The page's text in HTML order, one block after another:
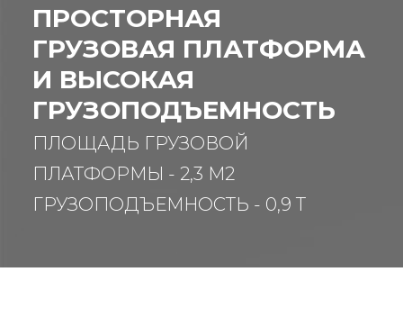
ПРОСТОРНАЯ
ГРУЗОВАЯ ПЛАТФОРМА
И ВЫСОКАЯ
ГРУЗОПОДЪЕМНОСТЬ
ПЛОЩАДЬ ГРУЗОВОЙ
ПЛАТФОРМЫ - 2,3 М2
ГРУЗОПОДЪЕМНОСТЬ - 0,9 Т